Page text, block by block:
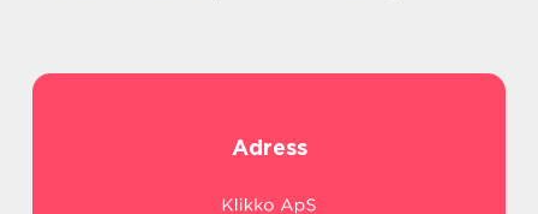
Adress